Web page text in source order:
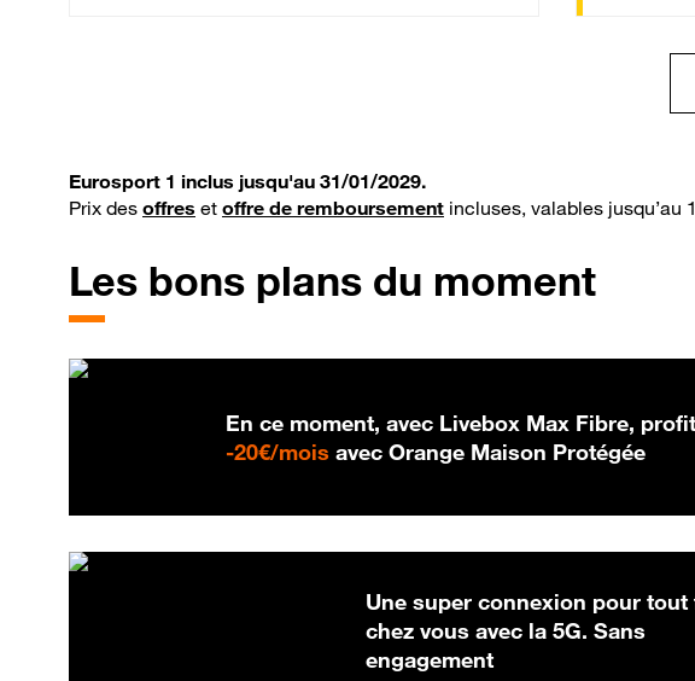
Eurosport 1 inclus jusqu'au 31/01/2029.
Prix des offres et offre de remboursement incluses, valables jusqu’au
Les bons plans du moment
En ce moment, avec Livebox Max Fibre,
-20€/mois20 € par mois
avec Orange Maison Protégée
Une super connexion pour tout
chez vous avec la 5G. Sans
engagement